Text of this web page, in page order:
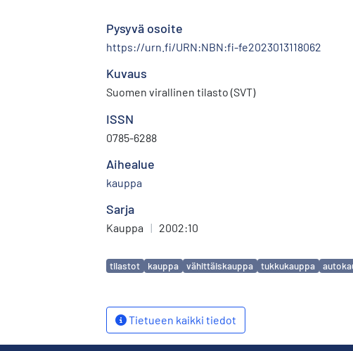
Pysyvä osoite
https://urn.fi/URN:NBN:fi-fe2023013118062
Kuvaus
Suomen virallinen tilasto (SVT)
ISSN
0785-6288
Aihealue
kauppa
Sarja
Kauppa | 2002:10
Avainsanat
tilastot kauppa vähittäiskauppa tukkukauppa
Tietueen kaikki tiedot